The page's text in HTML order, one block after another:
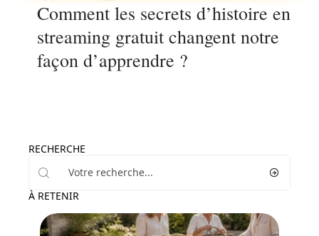
Comment les secrets d’histoire en
streaming gratuit changent notre
façon d’apprendre ?
RECHERCHE
À RETENIR